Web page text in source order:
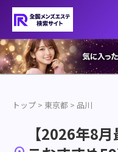
トップ > 東京都 > 品川
【2026年8